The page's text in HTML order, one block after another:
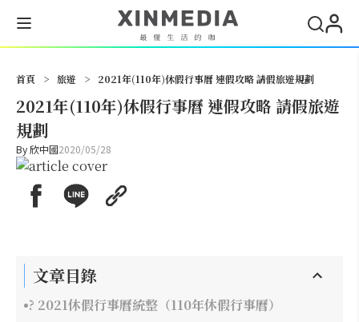
首頁 > 旅遊 > 2021年(110年)休假行事曆 連假攻略 請假旅遊規劃
2021年(110年)休假行事曆 連假攻略 請假旅遊
規劃
By欣中國2020/05/28
文章目錄
? 2021休假行事曆統整（110年休假行事曆）